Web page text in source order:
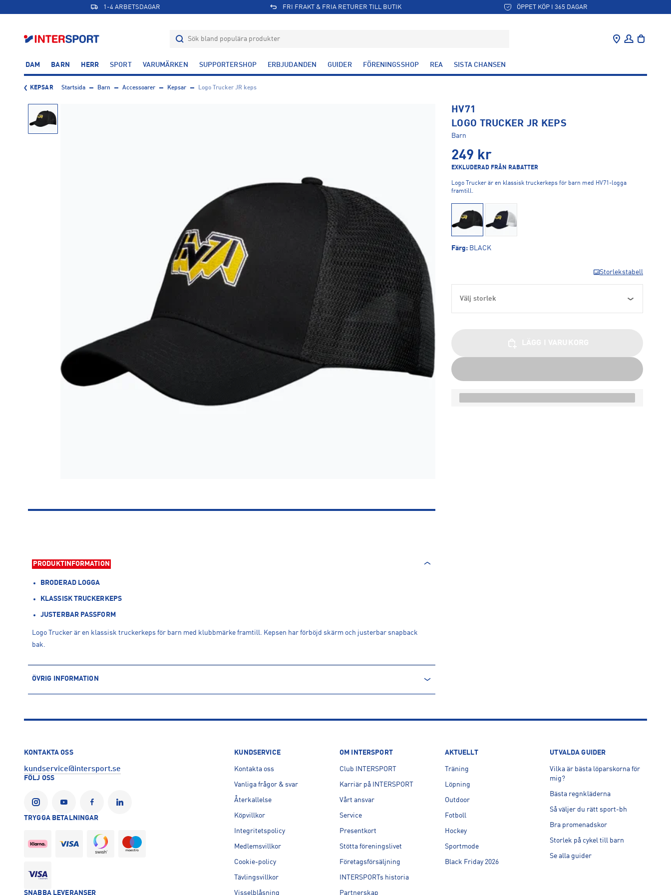
1-4 ARBETSDAGAR FRI FRAKT & FRIA RETURER TILL BUTIK ÖPPET KÖP I 365 DAGAR
DAM BARN HERR SPORT VARUMÄRKEN SUPPORTERSHOP ERBJUDANDEN GUIDER FÖRENINGSSHOP REA SISTA CHANSEN
KEPSAR Startsida Barn Accessoarer Kepsar Logo Trucker JR keps
HV71
LOGO TRUCKER JR KEPS
Barn
249 kr
EXKLUDERAD FRÅN RABATTER
Logo Trucker är en klassisk truckerkeps för barn med HV71-logga
framtill.
Färg: BLACK
Storlekstabell
Välj storlek
PRODUKTINFORMATION
BRODERAD LOGGA
KLASSISK TRUCKERKEPS
JUSTERBAR PASSFORM
Logo Trucker är en klassisk truckerkeps för barn med klubbmärke framtill. Kepsen har förböjd skärm och justerbar snapback
bak.
ÖVRIG INFORMATION
Leverantörens produktnummer: C19672
Tillverkaradress: Evedalsgatan 5, 504 35, Borås, SE
KONTAKTA OSS
kundservice@intersport.se
FÖLJ OSS
TRYGGA BETALNINGAR
SNABBA LEVERANSER
KUNDSERVICE
Kontakta oss
Vanliga frågor & svar
Återkallelse
Köpvillkor
Integritetspolicy
Medlemsvillkor
Cookie-policy
Tävlingsvillkor
Visselblåsning
OM INTERSPORT
Club INTERSPORT
Karriär på INTERSPORT
Vårt ansvar
Service
Presentkort
Stötta föreningslivet
Företagsförsäljning
INTERSPORTs historia
Partnerskap
AKTUELLT
Träning
Löpning
Outdoor
Fotboll
Hockey
Sportmode
Black Friday 2026
UTVALDA GUIDER
Vilka är bästa löparskorna för
mig?
Bästa regnkläderna
Så väljer du rätt sport-bh
Bra promenadskor
Storlek på cykel till barn
Se alla guider